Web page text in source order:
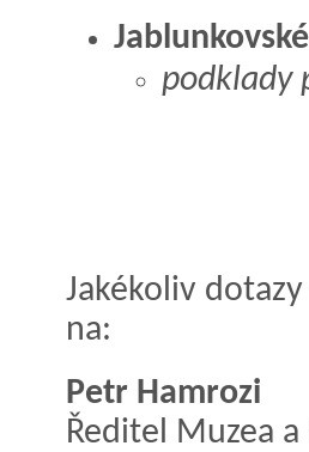
podklady
Jakékoliv
na:
Petr Hamrozi
Ředitel Muzea